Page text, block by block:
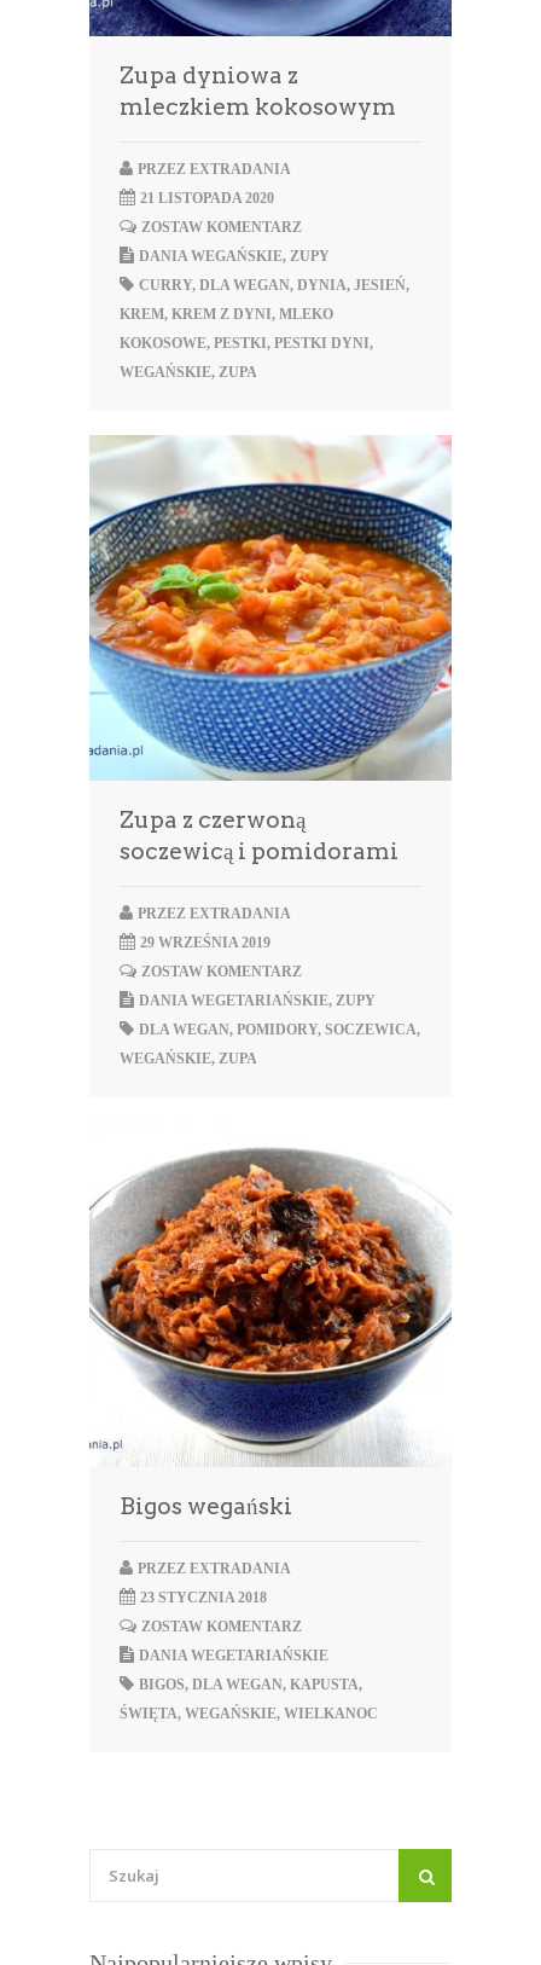
Zupa dyniowa z
mleczkiem kokosowym
PRZEZ EXTRADANIA
21 LISTOPADA 2020
ZOSTAW KOMENTARZ
DANIA WEGAŃSKIE, ZUPY
CURRY, DLA WEGAN, DYNIA, JESIEŃ,
KREM, KREM Z DYNI, MLEKO
KOKOSOWE, PESTKI, PESTKI DYNI,
WEGAŃSKIE, ZUPA
Zupa z czerwoną
soczewicą i pomidorami
PRZEZ EXTRADANIA
29 WRZEŚNIA 2019
ZOSTAW KOMENTARZ
DANIA WEGETARIAŃSKIE, ZUPY
DLA WEGAN, POMIDORY, SOCZEWICA,
WEGAŃSKIE, ZUPA
Bigos wegański
PRZEZ EXTRADANIA
23 STYCZNIA 2018
ZOSTAW KOMENTARZ
DANIA WEGETARIAŃSKIE
BIGOS, DLA WEGAN, KAPUSTA,
ŚWIĘTA, WEGAŃSKIE, WIELKANOC